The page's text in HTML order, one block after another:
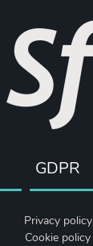
GDPR
Privacy policy
Cookie policy